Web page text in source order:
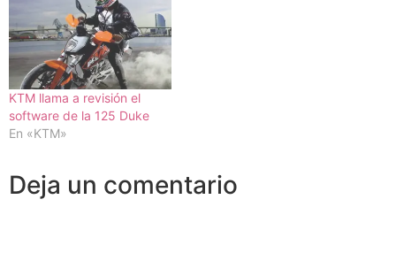
KTM llama a revisión el
software de la 125 Duke
En «KTM»
Deja un comentario